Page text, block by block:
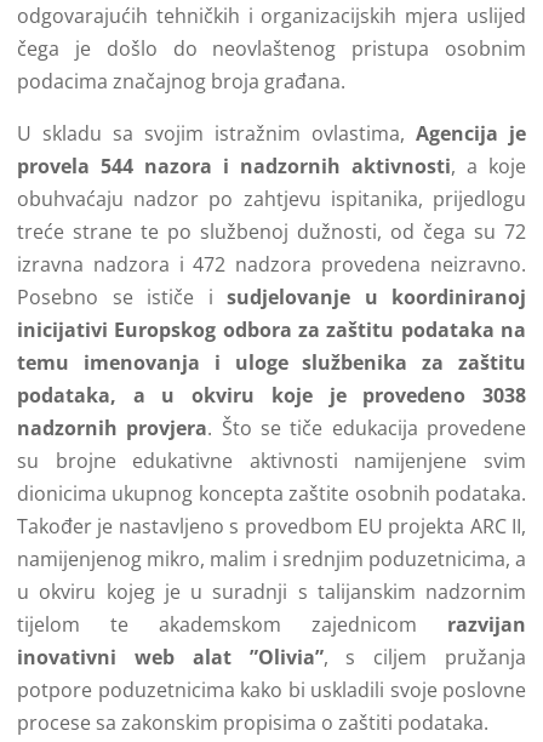
odgovarajućih tehničkih i organizacijskih mjera uslijed
čega je došlo do neovlaštenog pristupa osobnim
podacima značajnog broja građana.
U skladu sa svojim istražnim ovlastima, Agencija je
provela 544 nazora i nadzornih aktivnosti, a koje
obuhvaćaju nadzor po zahtjevu ispitanika, prijedlogu
treće strane te po službenoj dužnosti, od čega su 72
izravna nadzora i 472 nadzora provedena neizravno.
Posebno se ističe i sudjelovanje u koordiniranoj
inicijativi Europskog odbora za zaštitu podataka na
temu imenovanja i uloge službenika za zaštitu
podataka, a u okviru koje je provedeno 3038
nadzornih provjera. Što se tiče edukacija provedene
su brojne edukativne aktivnosti namijenjene svim
dionicima ukupnog koncepta zaštite osobnih podataka.
Također je nastavljeno s provedbom EU projekta ARC II,
namijenjenog mikro, malim i srednjim poduzetnicima, a
u okviru kojeg je u suradnji s talijanskim nadzornim
tijelom te akademskom zajednicom razvijan
inovativni web alat ”Olivia”, s ciljem pružanja
potpore poduzetnicima kako bi uskladili svoje poslovne
procese sa zakonskim propisima o zaštiti podataka.